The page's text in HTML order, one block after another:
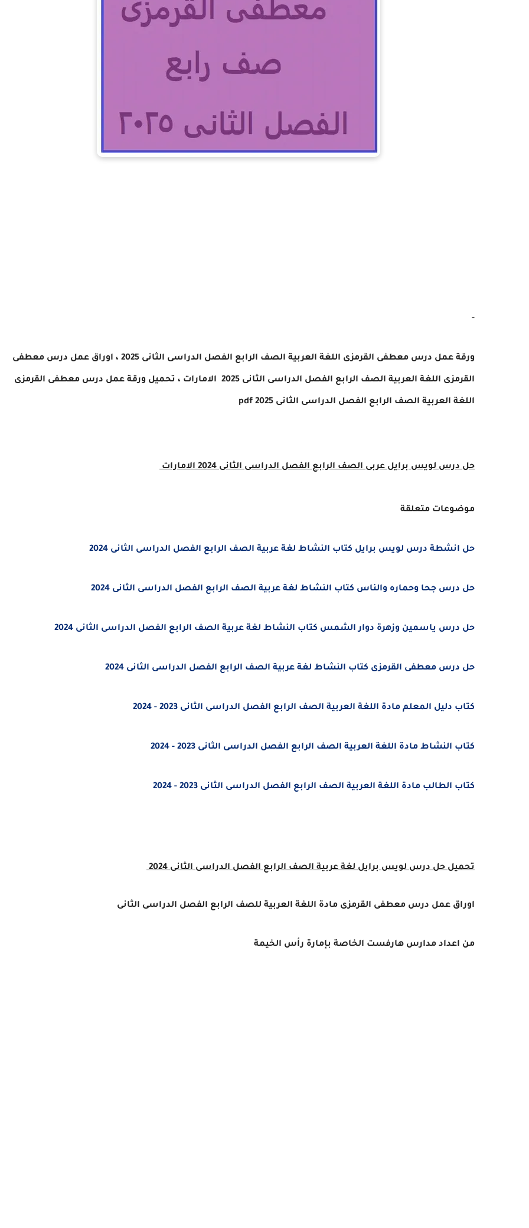
-
ورقة عمل درس معطفى القرمزى اللغة العربية الصف الرابع الفصل الدراسى الثانى 2025 ، اوراق عمل درس معطفى
القرمزى اللغة العربية الصف الرابع الفصل الدراسى الثانى 2025 الامارات ، تحميل ورقة عمل درس معطفى القرمزى
اللغة العربية الصف الرابع الفصل الدراسى الثانى 2025 pdf
حل درسلويس برايل عربى الصف الرابعالفصل الدراسى الثانى 2024 الامارات
موضوعات متعلقة
حل انشطة درس لويس برايل كتاب النشاط لغة عربية الصف الرابع الفصل الدراسى الثانى 2024
حل درس جحا وحماره والناس كتاب النشاط لغة عربية الصف الرابع الفصل الدراسى الثانى 2024
حل درس ياسمين وزهرة دوار الشمس كتاب النشاط لغة عربية الصف الرابع الفصل الدراسى الثانى 2024
حل درس معطفى القرمزى كتاب النشاط لغة عربية الصف الرابع الفصل الدراسى الثانى 2024
كتاب دليل المعلم مادة اللغة العربية الصف الرابع الفصل الدراسى الثانى 2023 - 2024
كتاب النشاط مادة اللغة العربية الصف الرابع الفصل الدراسى الثانى 2023 - 2024
كتاب الطالب مادة اللغة العربية الصف الرابع الفصل الدراسى الثانى 2023 - 2024
تحميلحل درسلويس برايل لغة عربيةالصف الرابعالفصل الدراسى الثانى 2024
اوراق عمل درس معطفى القرمزى مادة اللغة العربية للصف الرابع الفصل الدراسى الثانى
من اعداد مدارس هارفست الخاصة بإمارة رأس الخيمة